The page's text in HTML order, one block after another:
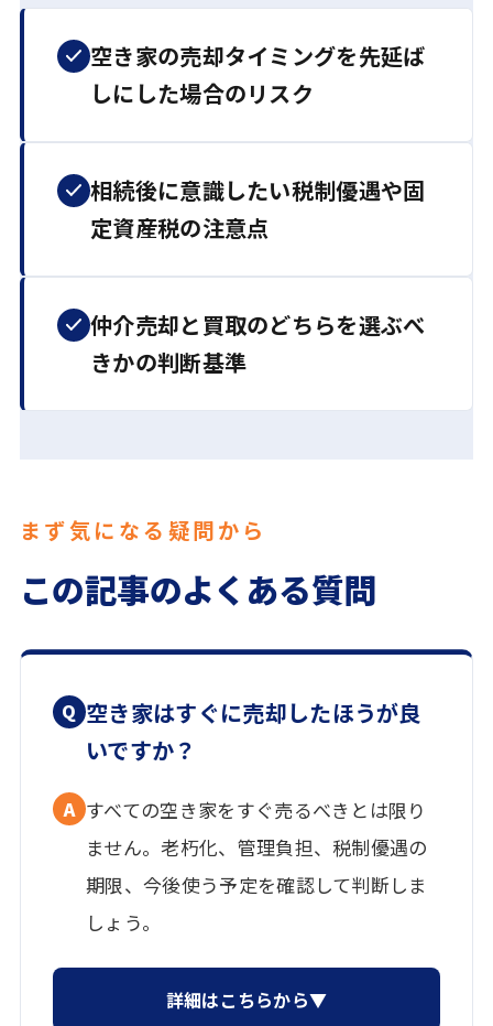
空き家の売却タイミングを先延ば
しにした場合のリスク
相続後に意識したい税制優遇や固
定資産税の注意点
仲介売却と買取のどちらを選ぶべ
きかの判断基準
まず気になる疑問から
この記事のよくある質問
Q 空き家はすぐに売却したほうが良
いですか？
A すべての空き家をすぐ売るべきとは限り
ません。老朽化、管理負担、税制優遇の
期限、今後使う予定を確認して判断しま
しょう。
詳細はこちらから▼